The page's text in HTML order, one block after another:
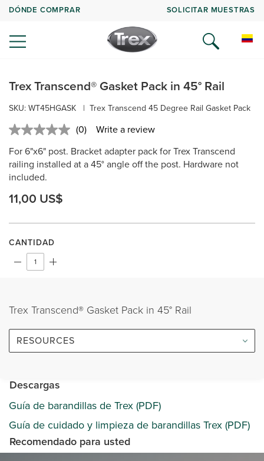
DÓNDE COMPRAR SOLICITAR MUESTRAS
Trex Transcend® Gasket Pack in 45° Rail
SKU: WT45HGASK | Trex Transcend 45 Degree Rail Gasket Pack
No
value.
Same
page
(0)
Write a review
For 6"x6" post. Bracket adapter pack for Trex Transcend
railing installed at a 45° angle off the post. Hardware not
included.
11,00 US$
CANTIDAD
Trex Transcend® Gasket Pack in 45° Rail
RESOURCES
Descargas
Guía de barandillas de Trex (PDF)
Guía de cuidado y limpieza de barandillas Trex (PDF)
Recomendado para usted